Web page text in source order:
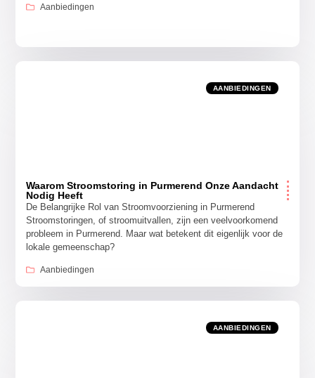
Aanbiedingen
AANBIEDINGEN
Waarom Stroomstoring in Purmerend Onze Aandacht
Nodig Heeft
De Belangrijke Rol van Stroomvoorziening in Purmerend
Stroomstoringen, of stroomuitvallen, zijn een veelvoorkomend
probleem in Purmerend. Maar wat betekent dit eigenlijk voor de
lokale gemeenschap?
Aanbiedingen
AANBIEDINGEN